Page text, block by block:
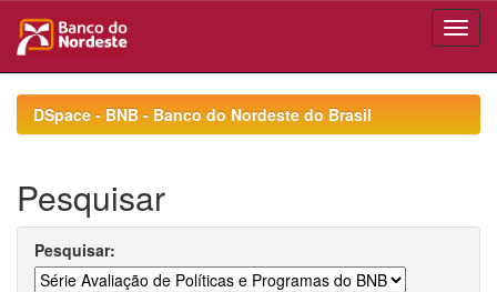
navigationDSpace - BNB - Banco do Nordeste do Brasil
Pesquisar
Pesquisar: